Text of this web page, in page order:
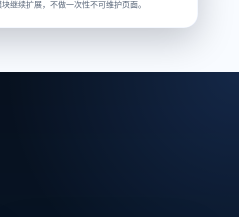
继续扩展，不做一次性不可维护页面。